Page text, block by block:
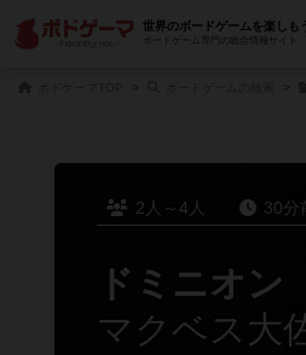
世界のボードゲームを楽しも
ボードゲーム専門の総合情報サイト
2人～4人 30分
ドミニオン
マクベス大